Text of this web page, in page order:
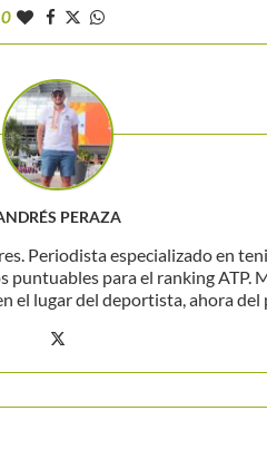
0
PERAZA
Periodista especializado en
para el ranking ATP.
el lugar del deportista, ahora del